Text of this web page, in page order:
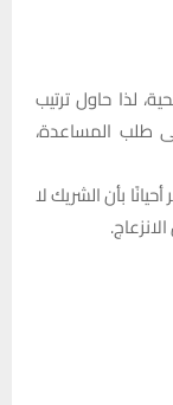
لذا حاول ترتيب
طلب المساعدة،
بأن الشريك لا